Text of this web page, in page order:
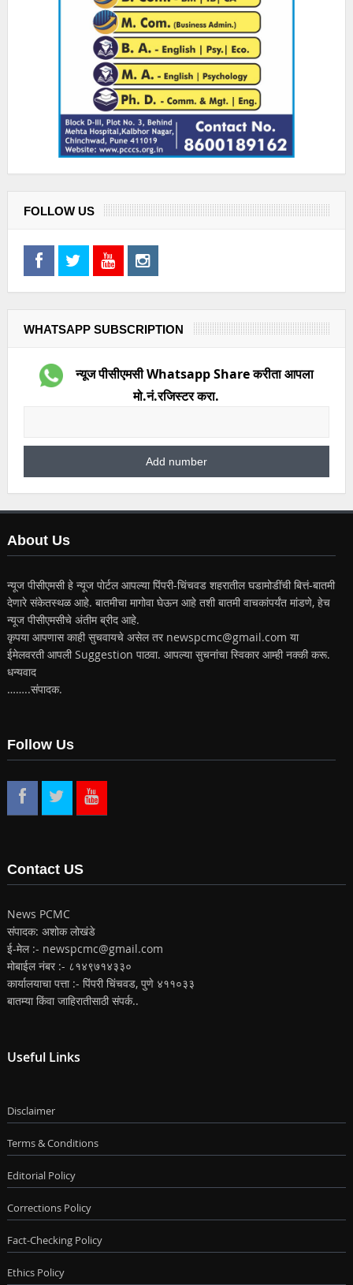
FOLLOW US
WHATSAPP SUBSCRIPTION
न्यूज पीसीएमसी Whatsapp Share करीता आपला
मो.नं.रजिस्टर करा.
About Us
न्यूज पीसीएमसी हे न्यूज पोर्टल आपल्या पिंपरी-चिंचवड शहरातील घडामोडींची बित्तं-बातमी
देणारे संकेतस्थळ आहे. बातमीचा मागोवा घेऊन आहे तशी बातमी वाचकांपर्यंत मांडणे, हेच
न्यूज पीसीएमसीचे अंतीम ब्रीद आहे.
कृपया आपणास काही सुचवायचे असेल तर newspcmc@gmail.com या
ईमेलवरती आपली Suggestion पाठवा. आपल्या सुचनांचा स्विकार आम्ही नक्की करू.
धन्यवाद
……..संपादक.
Follow Us
Contact US
News PCMC
संपादक: अशोक लोखंडे
ई-मेल :- newspcmc@gmail.com
मोबाईल नंबर :- ८१४९७१४३३०
कार्यालयाचा पत्ता :- पिंपरी चिंचवड, पुणे ४११०३३
बातम्या किंवा जाहिरातीसाठी संपर्क..
Useful Links
Disclaimer
Terms & Conditions
Editorial Policy
Corrections Policy
Fact-Checking Policy
Ethics Policy